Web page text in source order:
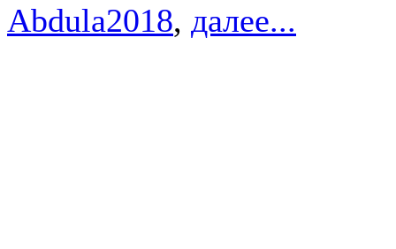
Abdula2018, далее...